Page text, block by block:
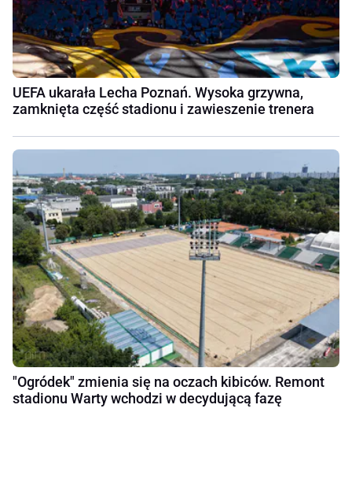
UEFA ukarała Lecha Poznań. Wysoka grzywna,
zamknięta część stadionu i zawieszenie trenera
"Ogródek" zmienia się na oczach kibiców. Remont
stadionu Warty wchodzi w decydującą fazę